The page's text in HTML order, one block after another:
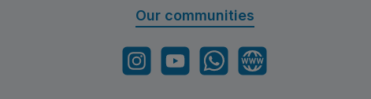
Our communities
InstagramYouTube WhatsAppWebsite